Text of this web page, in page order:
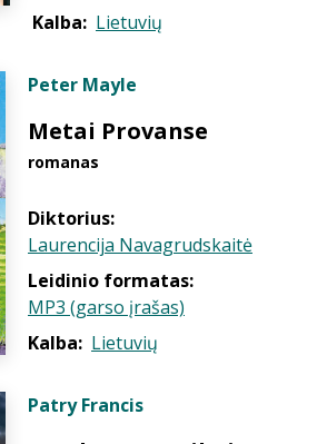
Kalba: Lietuvių
Peter Mayle
Metai Provanse
romanas
Diktorius:
Laurencija Navagrudskaitė
Leidinio formatas:
MP3 (garso įrašas)
Kalba: Lietuvių
Patry Francis